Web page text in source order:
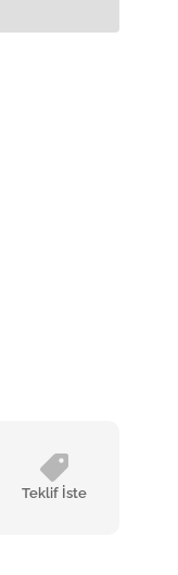
Teklif İste